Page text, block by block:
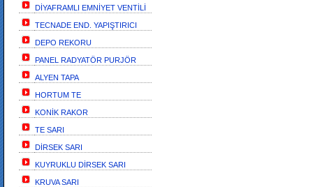
DİYAFRAMLI EMNİYET VENTİLİ
TECNADE END. YAPIŞTIRICI
DEPO REKORU
PANEL RADYATÖR PURJÖR
ALYEN TAPA
HORTUM TE
KONİK RAKOR
TE SARI
DİRSEK SARI
KUYRUKLU DİRSEK SARI
KRUVA SARI